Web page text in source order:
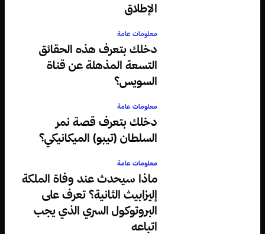
الإطلاق
معلومات عامة
دخلك بتعرف هذه الحقائق
التسعة المذهلة عن قناة
السويس؟
معلومات عامة
دخلك بتعرف قصة نمر
السلطان (تيبو) الميكانيكي؟
معلومات عامة
ماذا سيحدث عند وفاة الملكة
إليزابيث الثانية؟ تعرف على
البروتوكول السري الذي يجب
اتباعه